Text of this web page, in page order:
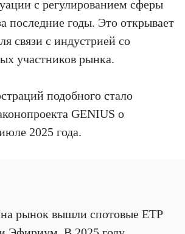
с регулированием сферы
годы. Это открывает
связи с индустрией со
участников рынка.
подобного стало
GENIUS о
2025 года.
рынок вышли спотовые ETP